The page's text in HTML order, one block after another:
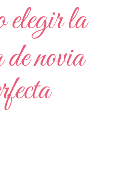
elegir la
novia